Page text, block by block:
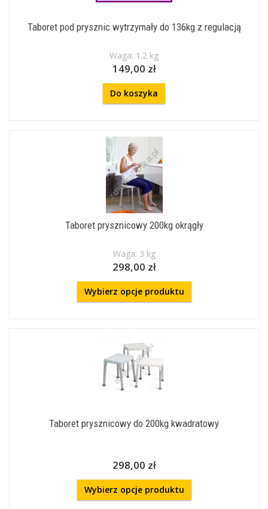
Taboret pod prysznic wytrzymały do 136kg z regulacją
Waga: 1.2 kg
149,00 zł
Do koszyka
Taboret prysznicowy 200kg okrągły
Waga: 3 kg
298,00 zł
Wybierz opcje produktu
Taboret prysznicowy do 200kg kwadratowy
298,00 zł
Wybierz opcje produktu